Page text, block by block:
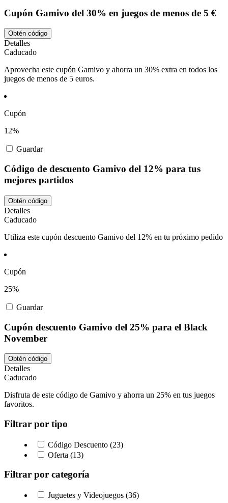
Cupón Gamivo del 30% en juegos de menos de 5 €
Obtén código
Detalles
Caducado
Aprovecha este cupón Gamivo y ahorra un 30% extra en todos los
juegos de menos de 5 euros.
Cupón
12%
Guardar
Código de descuento Gamivo del 12% para tus
mejores partidos
Obtén código
Detalles
Caducado
Utiliza este cupón descuento Gamivo del 12% en tu próximo pedido
Cupón
25%
Guardar
Cupón descuento Gamivo del 25% para el Black
November
Obtén código
Detalles
Caducado
Disfruta de este código de Gamivo y ahorra un 25% en tus juegos
favoritos.
Filtrar por tipo
Código Descuento (23)
Oferta (13)
Filtrar por categoría
Juguetes y Videojuegos (36)